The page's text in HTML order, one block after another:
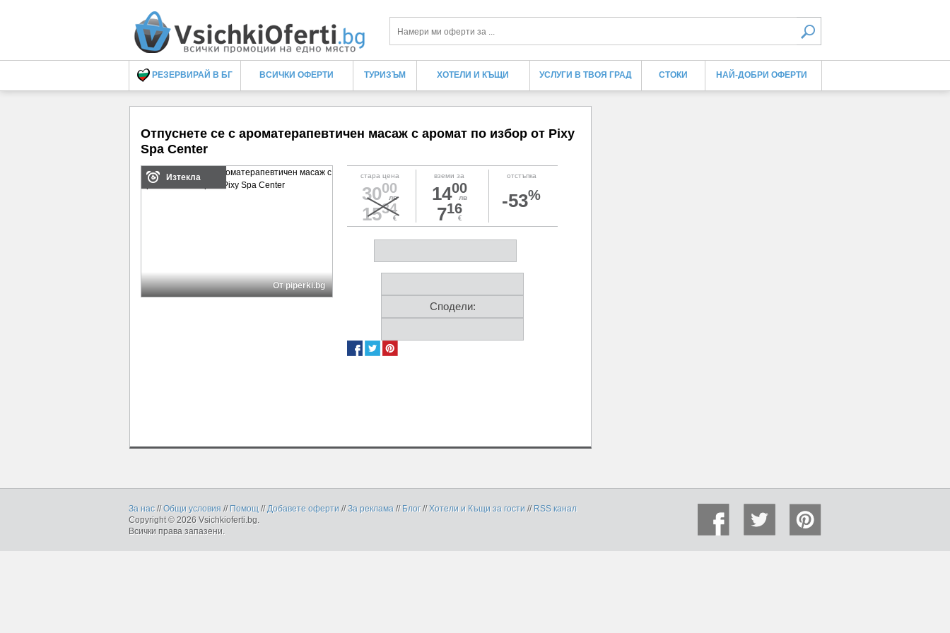
Търси
РЕЗЕРВИРАЙ В БГ ВСИЧКИ ОФЕРТИ ТУРИЗЪМ ХОТЕЛИ И КЪЩИ УСЛУГИ В ТВОЯ ГРАД СТОКИ НАЙ-ДОБРИ ОФЕРТИ
Отпуснете се с ароматерапевтичен масаж с аромат по избор от Pixy
Spa Center
Изтекла
От piperki.bg
стара цена
3000
лв
1534
€
вземи за
1400
лв
716
€
отстъпка
-53%
Сподели:
За нас //Общи условия // Помощ //Добавете оферти //За реклама // Блог //Хотели и Къщи за гости // RSS канал
Copyright © 2026 Vsichkioferti.bg.
Всички права запазени.